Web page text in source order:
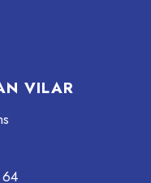
VILAR